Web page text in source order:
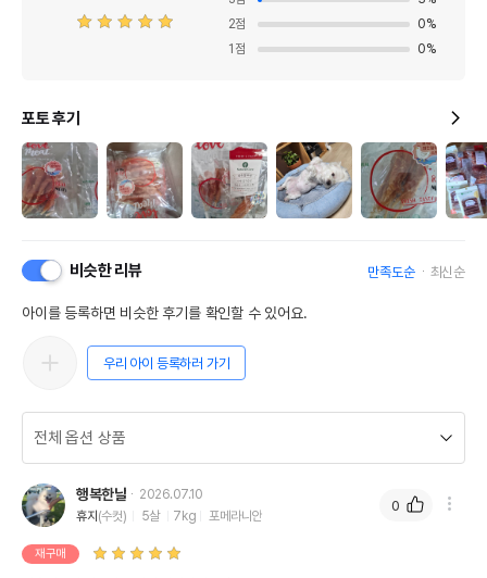
2점 0%
1 점 0%
포토 후기
비슷한 리뷰 만족도순 최신순
아이를 등록하면 비슷한 후기를 확인할 수 있어요.
우리 아이 등록하러 가기
행복한날
2026.07.10
휴지 (수컷) 5살 7kg 포메라니안
재구매
0